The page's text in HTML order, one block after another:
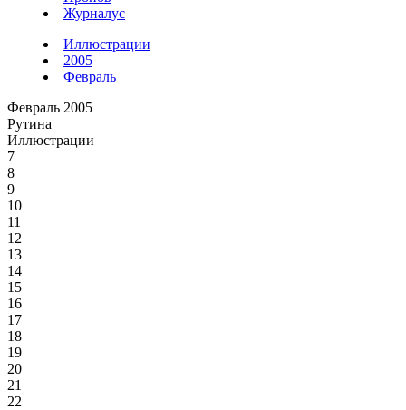
Журналус
Иллюстрации
2005
Февраль
Февраль 2005
Рутина
Иллюстрации
7
8
9
10
11
12
13
14
15
16
17
18
19
20
21
22